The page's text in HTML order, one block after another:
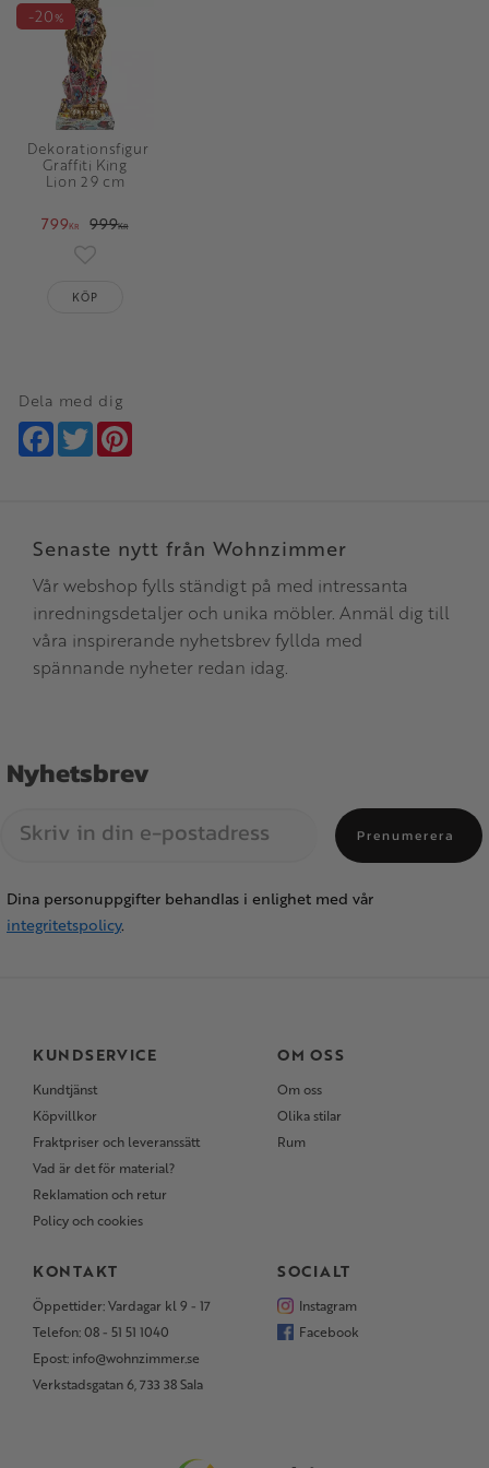
Dekorationsfigur
Graffiti King
Lion 29 cm
799KR 999KR
20%
Lägg till i favoriter
KÖP
Dela med dig
Facebook
Twitter
Senaste nytt från Wohnzimmer
Vår webshop fylls ständigt på med intressanta
inredningsdetaljer och unika möbler. Anmäl dig till
våra inspirerande nyhetsbrev fyllda med
spännande nyheter redan idag.
Nyhetsbrev
Prenumerera
Dina personuppgifter behandlas i enlighet med vår
integritetspolicy.
KUNDSERVICE
Kundtjänst
Köpvillkor
Fraktpriser och leveranssätt
Vad är det för material?
Reklamation och retur
Policy och cookies
OM OSS
Om oss
Olika stilar
Rum
KONTAKT
Öppettider: Vardagar kl 9 - 17
Telefon: 08 - 51 51 1040
Epost: info@wohnzimmer.se
Verkstadsgatan 6, 733 38 Sala
SOCIALT
Instagram
Facebook